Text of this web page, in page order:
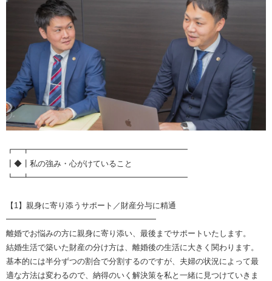
┏━┳━━━━━━━━━━━━━━━━━━━━
┃◆┃私の強み・心がけていること
┗━┻━━━━━━━━━━━━━━━━━━━━
【1】親身に寄り添うサポート／財産分与に精通
━━━━━━━━━━━━━━━━━━━
離婚でお悩みの方に親身に寄り添い、最後までサポートいたします。
結婚生活で築いた財産の分け方は、離婚後の生活に大きく関わります。
基本的には半分ずつの割合で分割するのですが、夫婦の状況によって最
適な方法は変わるので、納得のいく解決策を私と一緒に見つけていきま